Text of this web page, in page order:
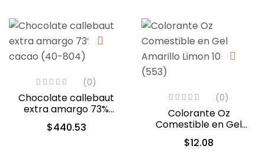
(0)
Chocolate callebaut
extra amargo 73%
cacao (40-804)
$440.53
(0)
Colorante Oz
Comestible en Gel
Amarillo Limon 10ml
(553)
$12.08